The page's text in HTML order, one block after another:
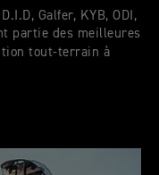
Galfer, KYB, ODI,
partie des meilleures
tout-terrain à